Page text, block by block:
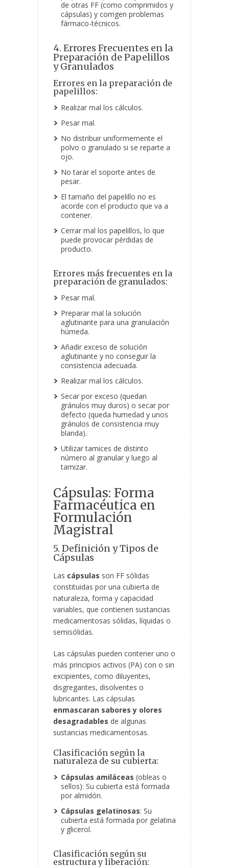
de otras FF (como comprimidos y
cápsulas) y corrigen problemas
fármaco-técnicos.
4. Errores Frecuentes en la
Preparación de Papelillos
y Granulados
Errores en la preparación de
papelillos:
Realizar mal los cálculos.
Pesar mal.
No distribuir uniformemente el
polvo o granulado si se reparte a
ojo.
No tarar el soporte antes de
pesar.
El tamaño del papelillo no es
acorde con el producto que va a
contener.
Cerrar mal los papelillos, lo que
puede provocar pérdidas de
producto.
Errores más frecuentes en la
preparación de granulados:
Pesar mal.
Preparar mal la solución
aglutinante para una granulación
húmeda.
Añadir exceso de solución
aglutinante y no conseguir la
consistencia adecuada.
Realizar mal los cálculos.
Secar por exceso (quedan
gránulos muy duros) o secar por
defecto (queda humedad y unos
gránulos de consistencia muy
blanda).
Utilizar tamices de distinto
número al granular y luego al
tamizar.
Cápsulas: Forma
Farmacéutica en
Formulación
Magistral
5. Definición y Tipos de
Cápsulas
Las cápsulas son FF sólidas
constituidas por una cubierta de
naturaleza, forma y capacidad
variables, que contienen sustancias
medicamentosas sólidas, líquidas o
semisólidas.
Las cápsulas pueden contener uno o
más principios activos (PA) con o sin
excipientes, como diluyentes,
disgregantes, disolventes o
lubricantes. Las cápsulas
enmascaran sabores y olores
desagradables de algunas
sustancias medicamentosas.
Clasificación según la
naturaleza de su cubierta:
Cápsulas amiláceas (obleas o
sellos): Su cubierta está formada
por almidón.
Cápsulas gelatinosas: Su
cubierta está formada por gelatina
y glicerol.
Clasificación según su
estructura y liberación: